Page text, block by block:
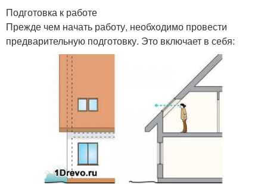
Подготовка к работе
Прежде чем начать работу, необходимо провести
предварительную подготовку. Это включает в себя: